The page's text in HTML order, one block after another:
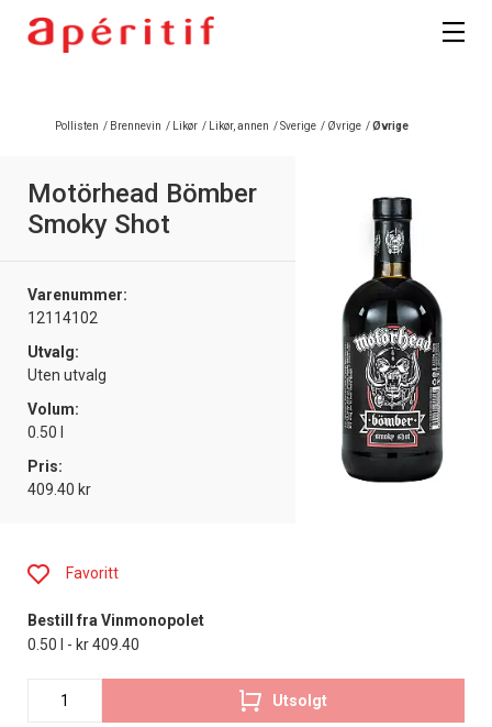
Pollisten / Brennevin / Likør / Likør, annen /Sverige / Øvrige /Øvrige
Motörhead Bömber
Smoky Shot
Varenummer:
12114102
Utvalg:
Uten utvalg
Volum:
0.50 l
Pris:
409.40 kr
Favoritt
Bestill fra Vinmonopolet
0.50 l - kr 409.40
Utsolgt